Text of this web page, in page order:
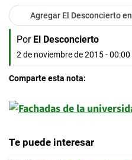
Agregar El Desconcierto en
Por El Desconcierto
2 de noviembre de 2015 - 00:00
Comparte esta nota:
Te puede interesar